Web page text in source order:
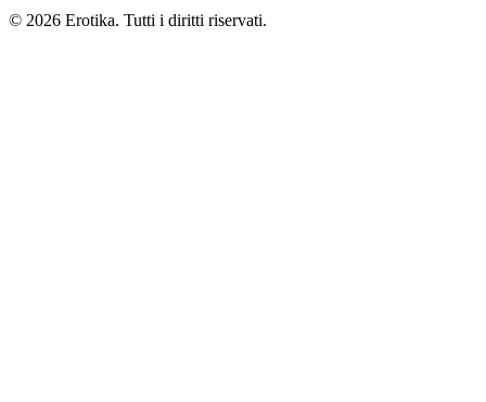
© 2026 Erotika. Tutti i diritti riservati.